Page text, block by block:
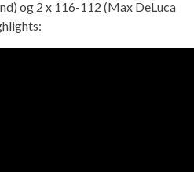
og 2 x 116-112 (Max DeLuca